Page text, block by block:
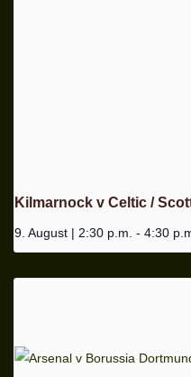
Kilmarnock v Celtic /
9. August | 2:30 p.m. - 4:30